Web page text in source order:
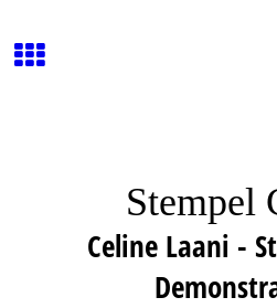
Stempel
Celine Laani -